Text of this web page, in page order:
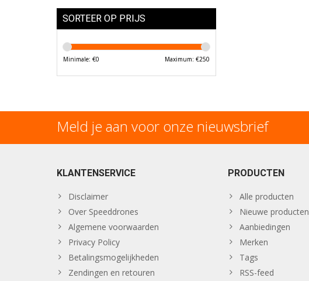
SORTEER OP PRIJS
Minimale: €0 Maximum: €250
Meld je aan voor onze nieuwsbrief
KLANTENSERVICE
Disclaimer
Over Speeddrones
Algemene voorwaarden
Privacy Policy
Betalingsmogelijkheden
Zendingen en retouren
PRODUCTEN
Alle producten
Nieuwe producten
Aanbiedingen
Merken
Tags
RSS-feed